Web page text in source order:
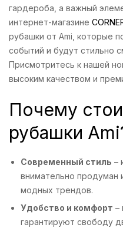
гардероба, а важный
интернет-магазине
рубашки от Ami, которые
событий и будут стильно
Присмотритесь к нашей
высоким качеством и
Почему
рубашки
Современный стиль –
внимательно продуман
модных трендов.
Удобство и комфорт –
гарантируют свободу